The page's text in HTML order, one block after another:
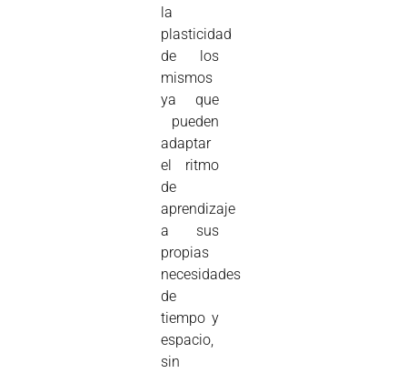
la
plasticidad
de los
mismos
ya que
pueden
adaptar
el ritmo
de
aprendizaje
a sus
propias
necesidades
de
tiempo y
espacio,
sin